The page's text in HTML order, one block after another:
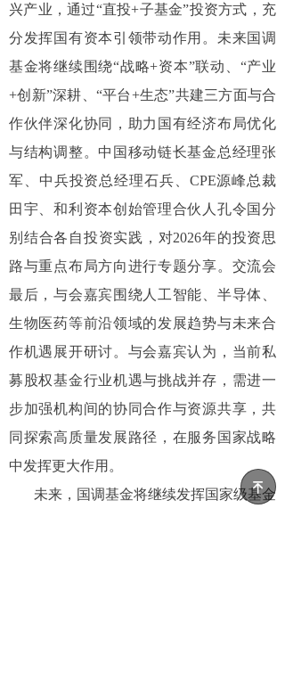
녠
兴产业，通过“直投+子基金”投资方式，充
分发挥国有资本引领带动作用。未来国调
基金将继续围绕“战略+资本”联动、“产业
+创新”深耕、“平台+生态”共建三方面与合
作伙伴深化协同，助力国有经济布局优化
与结构调整。中国移动链长基金总经理张
军、中兵投资总经理石兵、CPE源峰总裁
田宇、和利资本创始管理合伙人孔令国分
别结合各自投资实践，对2026年的投资思
路与重点布局方向进行专题分享。交流会
最后，与会嘉宾围绕人工智能、半导体、
生物医药等前沿领域的发展趋势与未来合
作机遇展开研讨。与会嘉宾认为，当前私
募股权基金行业机遇与挑战并存，需进一
步加强机构间的协同合作与资源共享，共
同探索高质量发展路径，在服务国家战略
中发挥更大作用。
未来，国调基金将继续发挥国家级基金